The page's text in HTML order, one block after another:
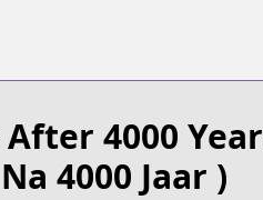
4000
4000 Jaar )